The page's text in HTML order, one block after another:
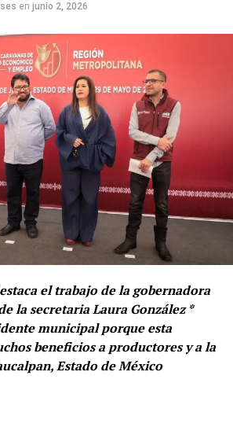
en junio 2, 2026
el trabajo de la gobernadora
la secretaria Laura González *
municipal porque esta
beneficios a productores y a la
Estado de México